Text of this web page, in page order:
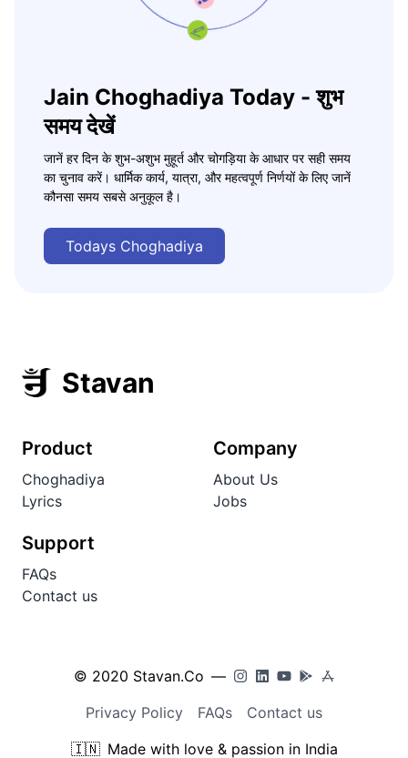
Jain Choghadiya Today - शुभ
समय देखें
जानें हर दिन के शुभ-अशुभ मुहूर्त और चोगड़िया के आधार पर सही समय
का चुनाव करें। धार्मिक कार्य, यात्रा, और महत्वपूर्ण निर्णयों के लिए जानें
कौनसा समय सबसे अनुकूल है।
Todays Choghadiya
Stavan
Product
Choghadiya
Lyrics
Company
About Us
Jobs
Support
FAQs
Contact us
© 2020 Stavan.Co —
Privacy Policy
FAQs
Contact us
🇮🇳 Made with love & passion in India